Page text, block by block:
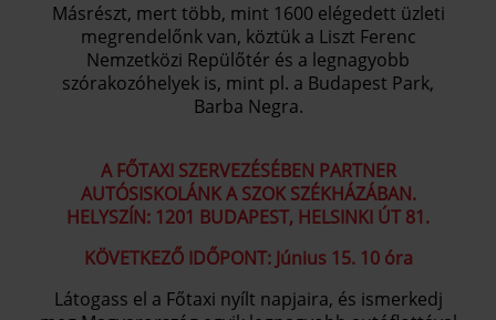
Másrészt, mert több, mint 1600 elégedett üzleti
megrendelőnk van, köztük a Liszt Ferenc
Nemzetközi Repülőtér és a legnagyobb
szórakozóhelyek is, mint pl. a Budapest Park,
Barba Negra.
A FŐTAXI SZERVEZÉSÉBEN PARTNER
AUTÓSISKOLÁNK A SZOK SZÉKHÁZÁBAN.
HELYSZÍN: 1201 BUDAPEST, HELSINKI ÚT 81.
KÖVETKEZŐ IDŐPONT: Június 15. 10 óra
Látogass el a Főtaxi nyílt napjaira, és ismerkedj